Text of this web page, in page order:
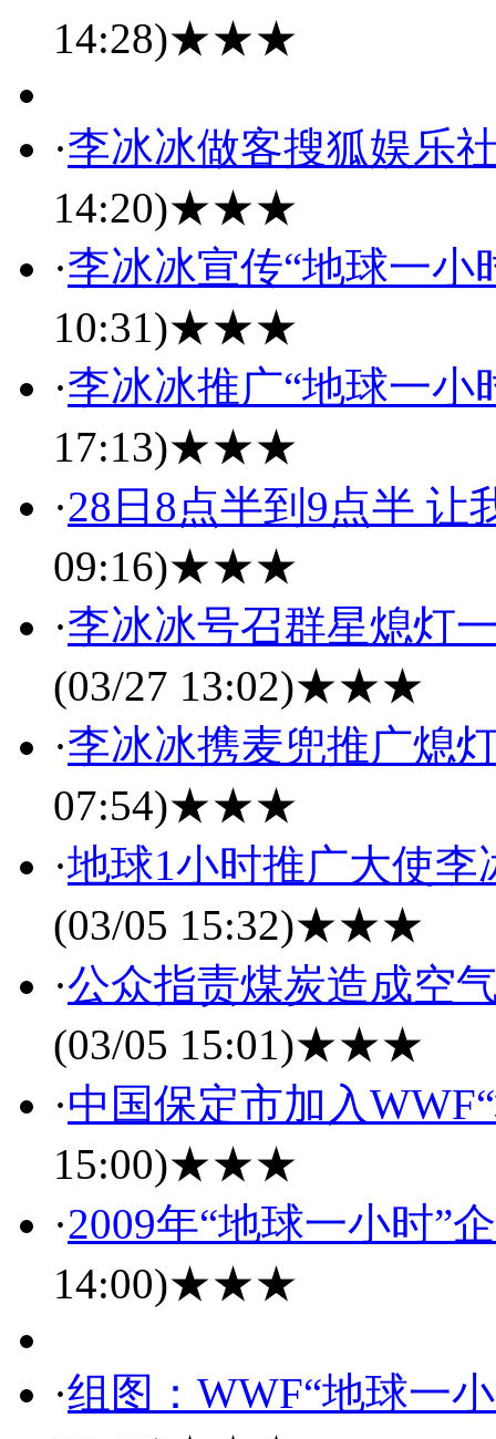
14:28)★★★
·李冰冰做客搜狐娱乐
14:20)★★★
·李冰冰宣传“地球一小
10:31)★★★
·李冰冰推广“地球一小
17:13)★★★
·28日8点半到9点半 让
09:16)★★★
·李冰冰号召群星熄灯
(03/27 13:02)★★★
·李冰冰携麦兜推广熄
07:54)★★★
·地球1小时推广大使
(03/05 15:32)★★★
·公众指责煤炭造成空
(03/05 15:01)★★★
·中国保定市加入
15:00)★★★
·2009年“地球一小时”
14:00)★★★
·组图：WWF“地球一